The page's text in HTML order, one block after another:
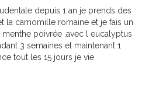
depuis 1 an je prends des
la camomille romaine et je fais un
poivrée ,avec l eucalyptus
3 semaines et maintenant 1
tout les 15 jours je vie